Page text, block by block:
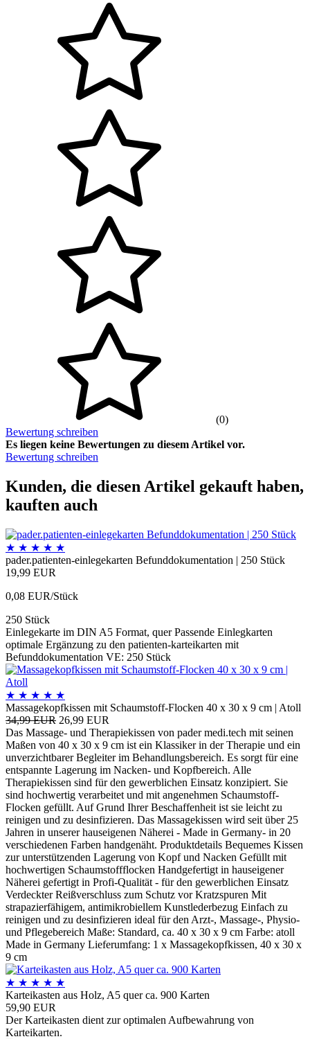
(0)
Bewertung schreiben
Es liegen keine Bewertungen zu diesem Artikel vor.
Bewertung schreiben
Kunden, die diesen Artikel gekauft haben,
kauften auch
★ ★ ★ ★ ★
pader.patienten-einlegekarten Befunddokumentation | 250 Stück
19,99 EUR
0,08 EUR/Stück
250 Stück
Einlegekarte im DIN A5 Format, quer Passende Einlegkarten
optimale Ergänzung zu den patienten-karteikarten mit
Befunddokumentation VE: 250 Stück
★ ★ ★ ★ ★
Massagekopfkissen mit Schaumstoff-Flocken 40 x 30 x 9 cm | Atoll
34,99 EUR 26,99 EUR
Das Massage- und Therapiekissen von pader medi.tech mit seinen
Maßen von 40 x 30 x 9 cm ist ein Klassiker in der Therapie und ein
unverzichtbarer Begleiter im Behandlungsbereich. Es sorgt für eine
entspannte Lagerung im Nacken- und Kopfbereich. Alle
Therapiekissen sind für den gewerblichen Einsatz konzipiert. Sie
sind hochwertig verarbeitet und mit angenehmen Schaumstoff-
Flocken gefüllt. Auf Grund Ihrer Beschaffenheit ist sie leicht zu
reinigen und zu desinfizieren. Das Massagekissen wird seit über 25
Jahren in unserer hauseigenen Näherei - Made in Germany- in 20
verschiedenen Farben handgenäht. Produktdetails Bequemes Kissen
zur unterstützenden Lagerung von Kopf und Nacken Gefüllt mit
hochwertigen Schaumstoffflocken Handgefertigt in hauseigener
Näherei gefertigt in Profi-Qualität - für den gewerblichen Einsatz
Verdeckter Reißverschluss zum Schutz vor Kratzspuren Mit
strapazierfähigem, antimikrobiellem Kunstlederbezug Einfach zu
reinigen und zu desinfizieren ideal für den Arzt-, Massage-, Physio-
und Pflegebereich Maße: Standard, ca. 40 x 30 x 9 cm Farbe: atoll
Made in Germany Lieferumfang: 1 x Massagekopfkissen, 40 x 30 x
9 cm
★ ★ ★ ★ ★
Karteikasten aus Holz, A5 quer ca. 900 Karten
59,90 EUR
Der Karteikasten dient zur optimalen Aufbewahrung von
Karteikarten.